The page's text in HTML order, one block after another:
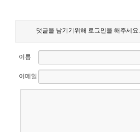
댓글을 남기기위해 로그인을 해주세요.
이름
이메일